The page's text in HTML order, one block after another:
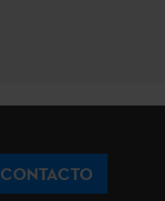
CONTACTO